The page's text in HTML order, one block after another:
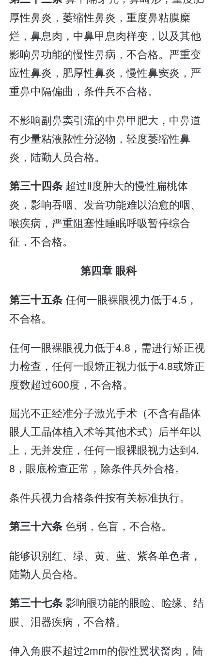
厚性鼻炎，萎缩性鼻炎，重度鼻粘膜糜
烂，鼻息肉，中鼻甲息肉样变，以及其他
影响鼻功能的慢性鼻病，不合格。严重变
应性鼻炎，肥厚性鼻炎，慢性鼻窦炎，严
重鼻中隔偏曲，条件兵不合格。
不影响副鼻窦引流的中鼻甲肥大，中鼻道
有少量粘液脓性分泌物，轻度萎缩性鼻
炎，陆勤人员合格。
第三十四条 超过Ⅱ度肿大的慢性扁桃体
炎，影响吞咽、发音功能难以治愈的咽、
喉疾病，严重阻塞性睡眠呼吸暂停综合
征，不合格。
第四章 眼科
第三十五条任何一眼裸眼视力低于4.5，
不合格。
任何一眼裸眼视力低于4.8，需进行矫正视
力检查，任何一眼矫正视力低于4.8或矫正
度数超过600度，不合格。
屈光不正经准分子激光手术（不含有晶体
眼人工晶体植入术等其他术式）后半年以
上，无并发症，任何一眼裸眼视力达到4.
8，眼底检查正常，除条件兵外合格。
条件兵视力合格条件按有关标准执行。
第三十六条色弱，色盲，不合格。
能够识别红、绿、黄、蓝、紫各单色者，
陆勤人员合格。
第三十七条影响眼功能的眼睑、睑缘、结
膜、泪器疾病，不合格。
伸入角膜不超过2mm的假性翼状胬肉，陆